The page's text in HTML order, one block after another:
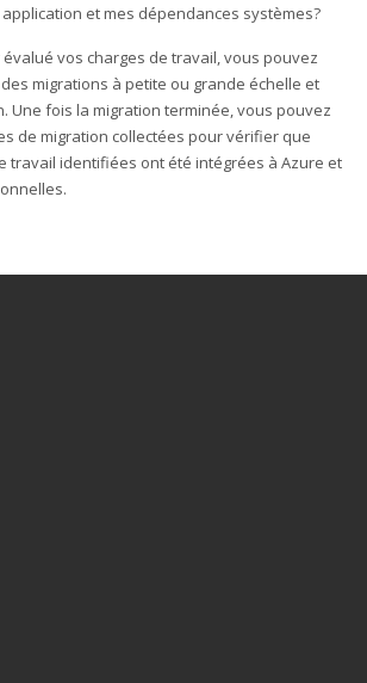
et mes dépendances systèmes?
vos charges de travail, vous pouvez
migrations à petite ou grande échelle et
Une fois la migration terminée, vous pouvez
de migration collectées pour vérifier que
travail identifiées ont été intégrées à Azure et